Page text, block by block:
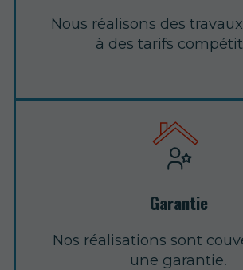
Nous réalisons des
à des tarifs
Garantie
Nos réalisations sont
une garantie.